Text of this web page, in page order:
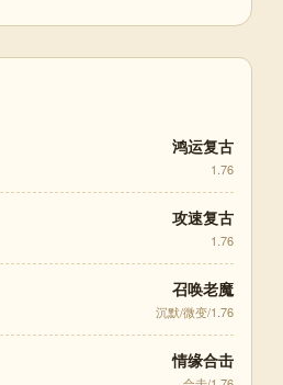
鸿运复古
1.76
攻速复古
1.76
召唤老魔
沉默/微变/1.76
情缘合击